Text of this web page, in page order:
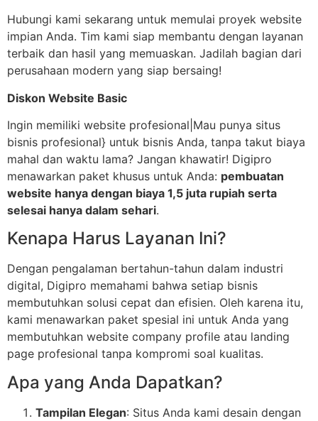
Hubungi kami sekarang untuk memulai proyek website
impian Anda. Tim kami siap membantu dengan layanan
terbaik dan hasil yang memuaskan. Jadilah bagian dari
perusahaan modern yang siap bersaing!
Diskon Website Basic
Ingin memiliki website profesional|Mau punya situs
bisnis profesional} untuk bisnis Anda, tanpa takut biaya
mahal dan waktu lama? Jangan khawatir! Digipro
menawarkan paket khusus untuk Anda: pembuatan
website hanya dengan biaya 1,5 juta rupiah serta
selesai hanya dalam sehari.
Kenapa Harus Layanan Ini?
Dengan pengalaman bertahun-tahun dalam industri
digital, Digipro memahami bahwa setiap bisnis
membutuhkan solusi cepat dan efisien. Oleh karena itu,
kami menawarkan paket spesial ini untuk Anda yang
membutuhkan website company profile atau landing
page profesional tanpa kompromi soal kualitas.
Apa yang Anda Dapatkan?
Tampilan Elegan: Situs Anda kami desain dengan